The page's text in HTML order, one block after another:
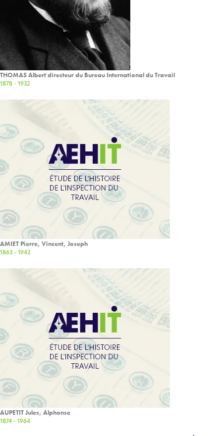
THOMAS Albert directeur du Bureau International du Travail
1878 - 1932
AMIET Pierre, Vincent, Joseph
1863 - 1942
AUPETIT Jules, Alphonse
1874 - 1964